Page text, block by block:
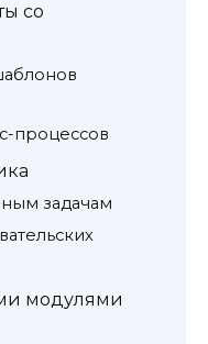
со
процессов
задачам
модулями